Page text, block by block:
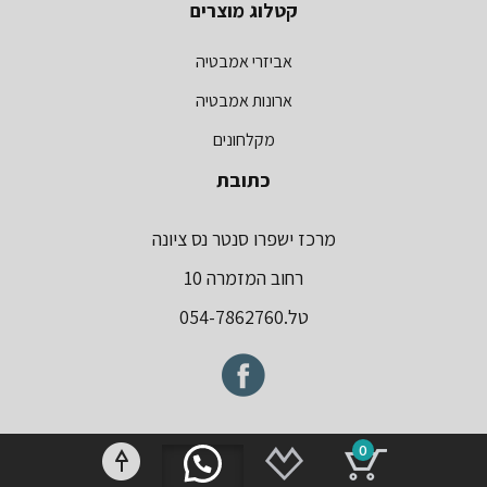
קטלוג מוצרים
אביזרי אמבטיה
ארונות אמבטיה
מקלחונים
כתובת
מרכז ישפרו סנטר נס ציונה
רחוב המזמרה 10
טל.054-7862760
0